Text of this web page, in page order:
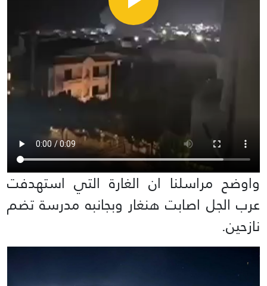
واوضح مراسلنا ان الغارة التي استهدفت
عرب الجل اصابت هنغار وبجانبه مدرسة تضم
نازحين.